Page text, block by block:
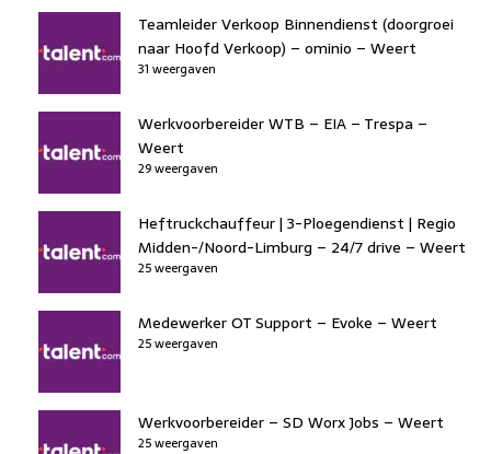
Teamleider Verkoop Binnendienst (doorgroei
naar Hoofd Verkoop) – ominio – Weert
31 weergaven
Werkvoorbereider WTB – EIA – Trespa –
Weert
29 weergaven
Heftruckchauffeur | 3-Ploegendienst | Regio
Midden-/Noord-Limburg – 24/7 drive – Weert
25 weergaven
Medewerker OT Support – Evoke – Weert
25 weergaven
Werkvoorbereider – SD Worx Jobs – Weert
25 weergaven